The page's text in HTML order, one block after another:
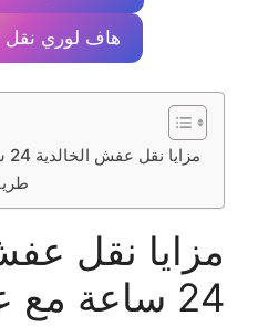
هاف لوري نقل
مزايا نقل عفش الخالدية 24 ساعة مع عفش دارك
مزايا نقل
24 ساعة مع عفش دارك